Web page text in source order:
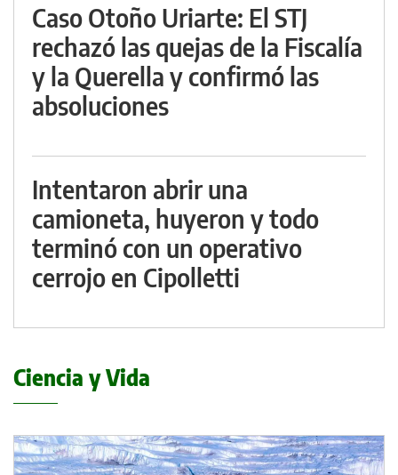
Caso Otoño Uriarte: El STJ
rechazó las quejas de la Fiscalía
y la Querella y confirmó las
absoluciones
Intentaron abrir una
camioneta, huyeron y todo
terminó con un operativo
cerrojo en Cipolletti
Ciencia y Vida